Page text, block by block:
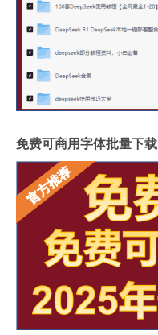
免费可商用字体批量下载